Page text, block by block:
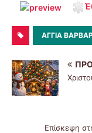
ΑΓΓΊΑ
Επίσκεψη